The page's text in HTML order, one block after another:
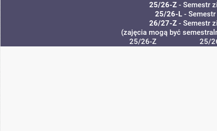
25/26-Z - Semestr
25/26-L -
26/27-Z - Semestr
(zajęcia mogą być
25/26-Z
25/